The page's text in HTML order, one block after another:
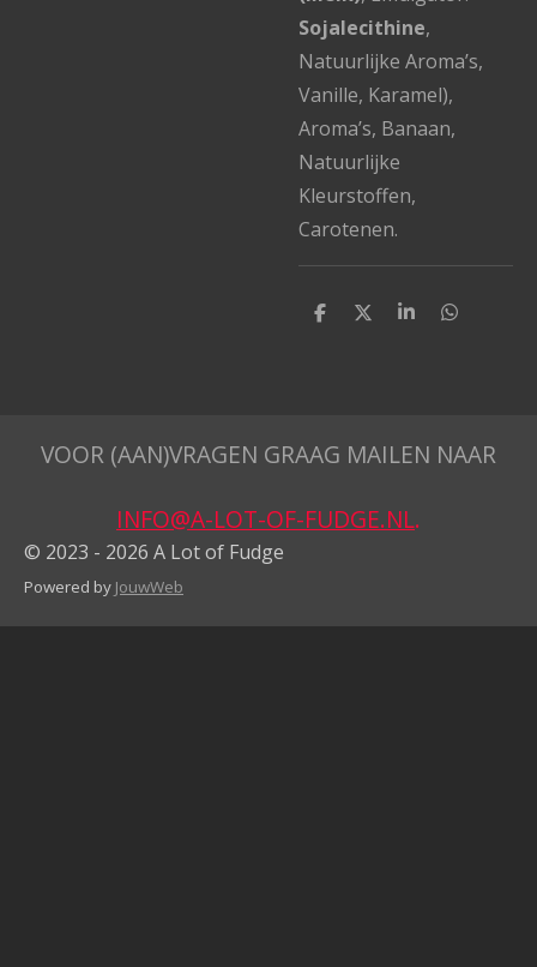
Sojalecithine,
Natuurlijke Aroma’s,
Vanille, Karamel),
Aroma’s, Banaan,
Natuurlijke
Kleurstoffen,
Carotenen.
D
D
S
D
VOOR (AAN)VRAGEN GRAAG MAILEN NAAR
INFO@A-LOT-OF-FUDGE.NL.
© 2023 - 2026 A Lot of Fudge
Powered by JouwWeb